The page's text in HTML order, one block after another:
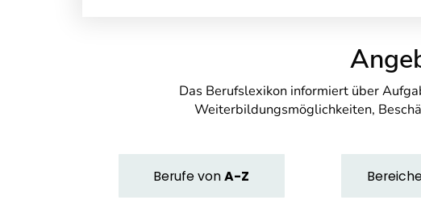
Das Berufslexikon informiert über
Weiterbildungsmöglichkeiten,
BerufevonA-Z